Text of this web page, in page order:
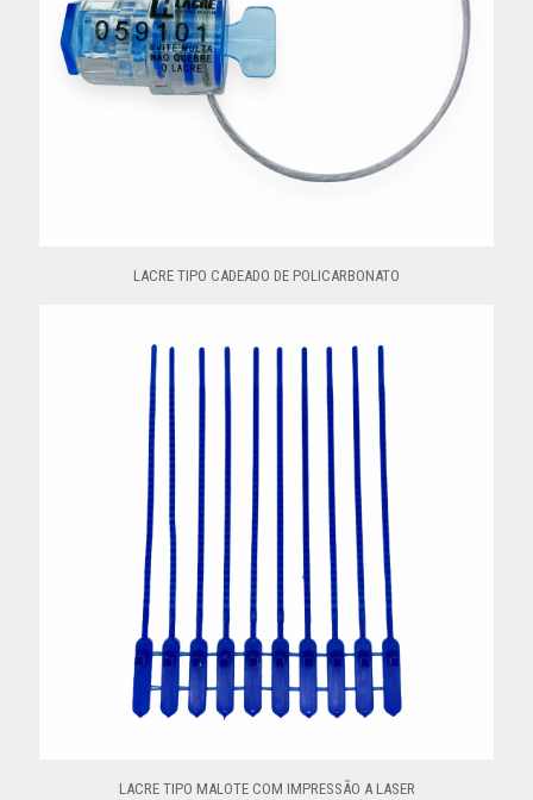
LACRE TIPO CADEADO DE POLICARBONATO
LACRE TIPO MALOTE COM IMPRESSÃO A LASER